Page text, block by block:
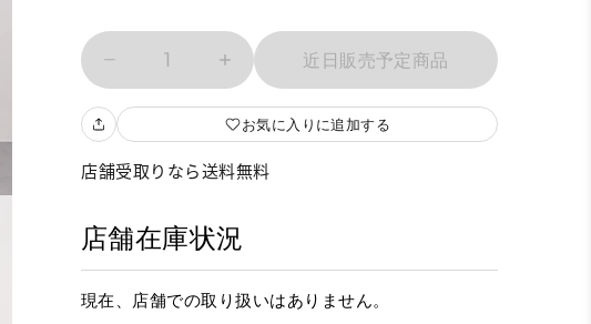
1 近日販売予定商品
お気に入りに追加する
店舗受取りなら送料無料
店舗在庫状況
現在、店舗での取り扱いはありません。